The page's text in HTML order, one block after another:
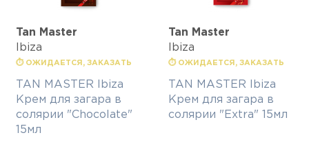
Tan Master
Ibiza
⏱ ОЖИДАЕТСЯ, ЗАКАЗАТЬ
TAN MASTER Ibiza
Крем для загара в
солярии "Chocolate"
15мл
Tan Master
Ibiza
⏱ ОЖИДАЕТСЯ, ЗАКАЗАТЬ
TAN MASTER Ibiza
Крем для загара в
солярии "Extra" 15мл